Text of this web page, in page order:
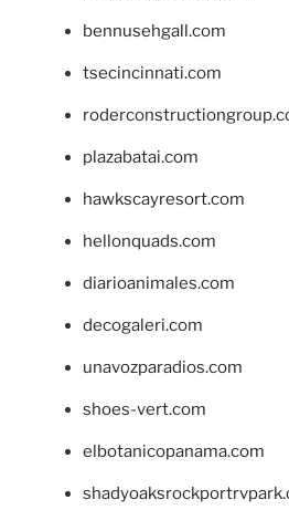
bennusehgall.com
tsecincinnati.com
plazabatai.com
hawkscayresort.com
hellonquads.com
diarioanimales.com
decogaleri.com
unavozparadios.com
shoes-vert.com
elbotanicopanama.com